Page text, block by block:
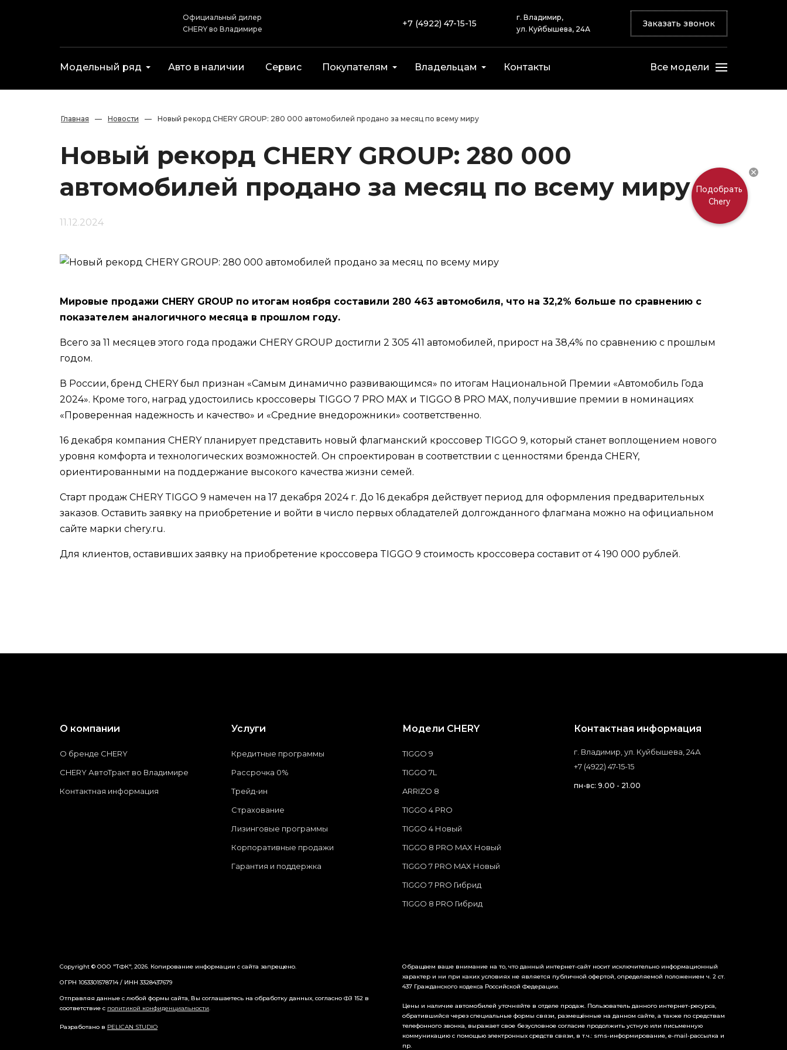
Официальный дилер
CHERY во Владимире
+7 (4922) 47-15-15
г. Владимир,
ул. Куйбышева, 24А
Заказать звонок
Модельный ряд Авто в наличии Сервис Покупателям Владельцам Контакты Все модели
Главная — Новости — Новый рекорд CHERY GROUP: 280 000 автомобилей продано за месяц по всему миру
Новый рекорд CHERY GROUP: 280 000
автомобилей продано за месяц по всему миру
11.12.2024
Мировые продажи CHERY GROUP по итогам ноября составили 280 463 автомобиля, что на 32,2% больше по сравнению с
показателем аналогичного месяца в прошлом году.
Всего за 11 месяцев этого года продажи CHERY GROUP достигли 2 305 411 автомобилей, прирост на 38,4% по сравнению с прошлым
годом.
В России, бренд CHERY был признан «Самым динамично развивающимся» по итогам Национальной Премии «Автомобиль Года
2024». Кроме того, наград удостоились кроссоверы TIGGO 7 PRO MAX и TIGGO 8 PRO MAX, получившие премии в номинациях
«Проверенная надежность и качество» и «Средние внедорожники» соответственно.
16 декабря компания CHERY планирует представить новый флагманский кроссовер TIGGO 9, который станет воплощением нового
уровня комфорта и технологических возможностей. Он спроектирован в соответствии с ценностями бренда CHERY,
ориентированными на поддержание высокого качества жизни семей.
Старт продаж CHERY TIGGO 9 намечен на 17 декабря 2024 г. До 16 декабря действует период для оформления предварительных
заказов. Оставить заявку на приобретение и войти в число первых обладателей долгожданного флагмана можно на официальном
сайте марки chery.ru.
Для клиентов, оставивших заявку на приобретение кроссовера TIGGO 9 стоимость кроссовера составит от 4 190 000 рублей.
О компании
О бренде CHERY
CHERY АвтоТракт во Владимире
Контактная информация
Услуги
Кредитные программы
Рассрочка 0%
Трейд-ин
Страхование
Лизинговые программы
Корпоративные продажи
Гарантия и поддержка
Модели CHERY
TIGGO 9
TIGGO 7L
ARRIZO 8
TIGGO 4 PRO
TIGGO 4 Новый
TIGGO 8 PRO MAX Новый
TIGGO 7 PRO MAX Новый
TIGGO 7 PRO Гибрид
TIGGO 8 PRO Гибрид
Контактная информация
г. Владимир, ул. Куйбышева, 24А
+7 (4922) 47-15-15
пн-вс: 9.00 - 21.00
Copyright © ООО "ТФК", 2026. Копирование информации с сайта запрещено.
ОГРН 1053301578714 / ИНН 3328437679
Отправляя данные с любой формы сайта, Вы соглашаетесь на обработку данных, согласно ФЗ 152 в
соответствие с политикой конфиденциальности.
Разработано в PELICAN STUDIO
Обращаем ваше внимание на то, что данный интернет-сайт носит исключительно информационный
характер и ни при каких условиях не является публичной офертой, определяемой положением ч. 2 ст.
437 Гражданского кодекса Российской Федерации.
Цены и наличие автомобилей уточняйте в отделе продаж. Пользователь данного интернет-ресурса,
обратившийся через специальные формы связи, размещённые на данном сайте, а также по средствам
телефонного звонка, выражает свое безусловное согласие продолжить устную или письменную
коммуникацию с помощью электронных средств связи, в т.ч.: sms-информирование, e-mail-рассылка и
пр.
Подобрать
Chery